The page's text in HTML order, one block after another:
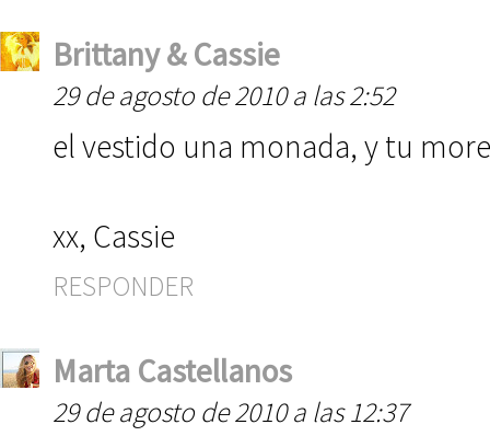
Brittany & Cassie
29 de agosto de 2010 a las 2:52
el vestido una monada, y tu
xx, Cassie
RESPONDER
Marta Castellanos
29 de agosto de 2010 a las 12:37